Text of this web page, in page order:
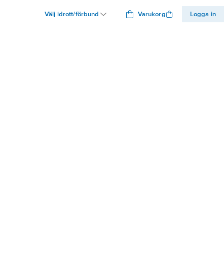
Välj idrott/förbund Varukorg Logga in